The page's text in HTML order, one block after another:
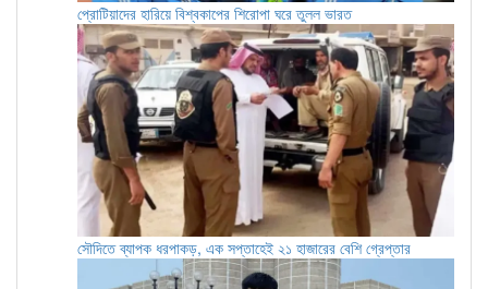
প্রোটিয়াদের হারিয়ে বিশ্বকাপের শিরোপা ঘরে তুলল ভারত
সৌদিতে ব্যাপক ধরপাকড়, এক সপ্তাহেই ২১ হাজারের বেশি গ্রেপ্তার